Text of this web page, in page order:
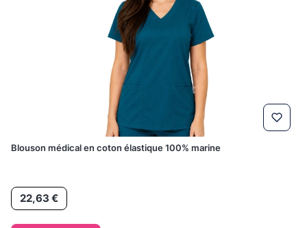
Blouson médical en coton élastique 100% marine
Prix22,63 €